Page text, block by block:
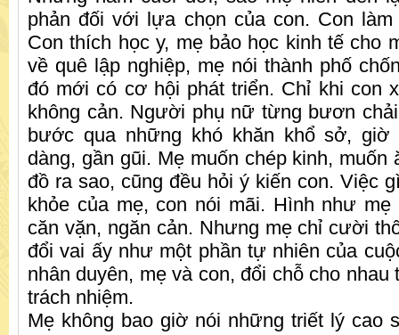
phản đối với lựa chọn của con. Con
Con thích học y, mẹ bảo học kinh tế cho
về quê lập nghiệp, mẹ nói thành phố
đó mới có cơ hội phát triển. Chỉ khi con
không cản. Người phụ nữ từng bươn
bước qua những khó khăn khổ sở,
dàng, gần gũi. Mẹ muốn chép kinh, muốn
đồ ra sao, cũng đều hỏi ý kiến con. Việc
khỏe của mẹ, con nói mãi. Hình như
căn vặn, ngăn cản. Nhưng mẹ chỉ cười
đổi vai ấy như một phần tự nhiên của
nhân duyên, mẹ và con, đổi chỗ cho
trách nhiệm.
Mẹ không bao giờ nói những triết lý cao